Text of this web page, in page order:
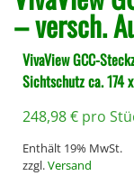
– versch.
VivaView GCC-
Sichtschutz ca. 174
248,98€ pro
Enthält 19% MwSt.
zzgl.Versand